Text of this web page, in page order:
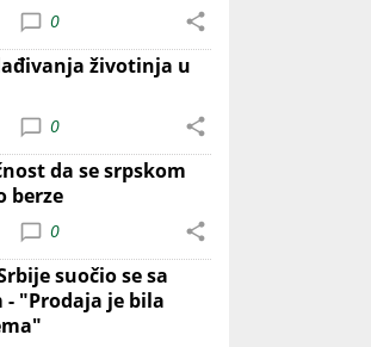
0
životinja u
0
da se srpskom
berze
0
suočio se sa
"Prodaja je bila